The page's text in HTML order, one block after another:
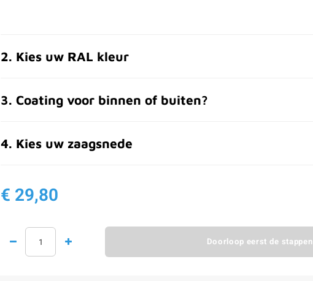
2. Kies uw RAL kleur
3. Coating voor binnen of buiten?
4. Kies uw zaagsnede
€ 29,80
Doorloop eerst de stappen